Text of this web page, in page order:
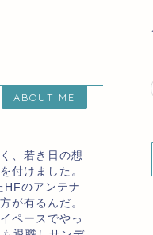
ABOUT ME
、若き日の想
付けました。
HFのアンテナ
が有るんだ。
ペースでやっ